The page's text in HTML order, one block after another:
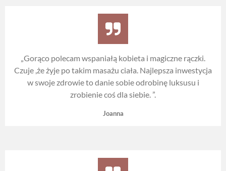
„Gorąco polecam wspaniałą kobieta i magiczne rączki.
Czuje ,że żyje po takim masażu ciała. Najlepsza inwestycja
w swoje zdrowie to danie sobie odrobinę luksusu i
zrobienie coś dla siebie. ”.
Joanna